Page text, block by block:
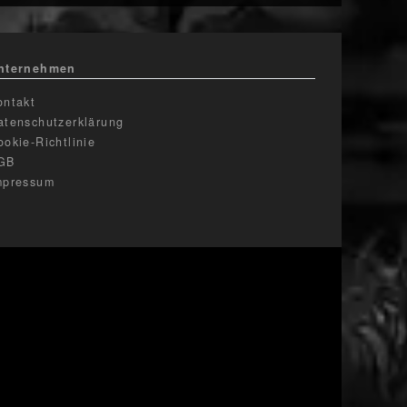
Richtlinie